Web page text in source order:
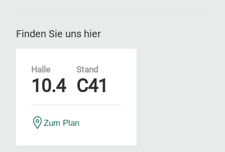
Finden Sie uns hier
Halle
10.4
Stand
C41
Zum Plan